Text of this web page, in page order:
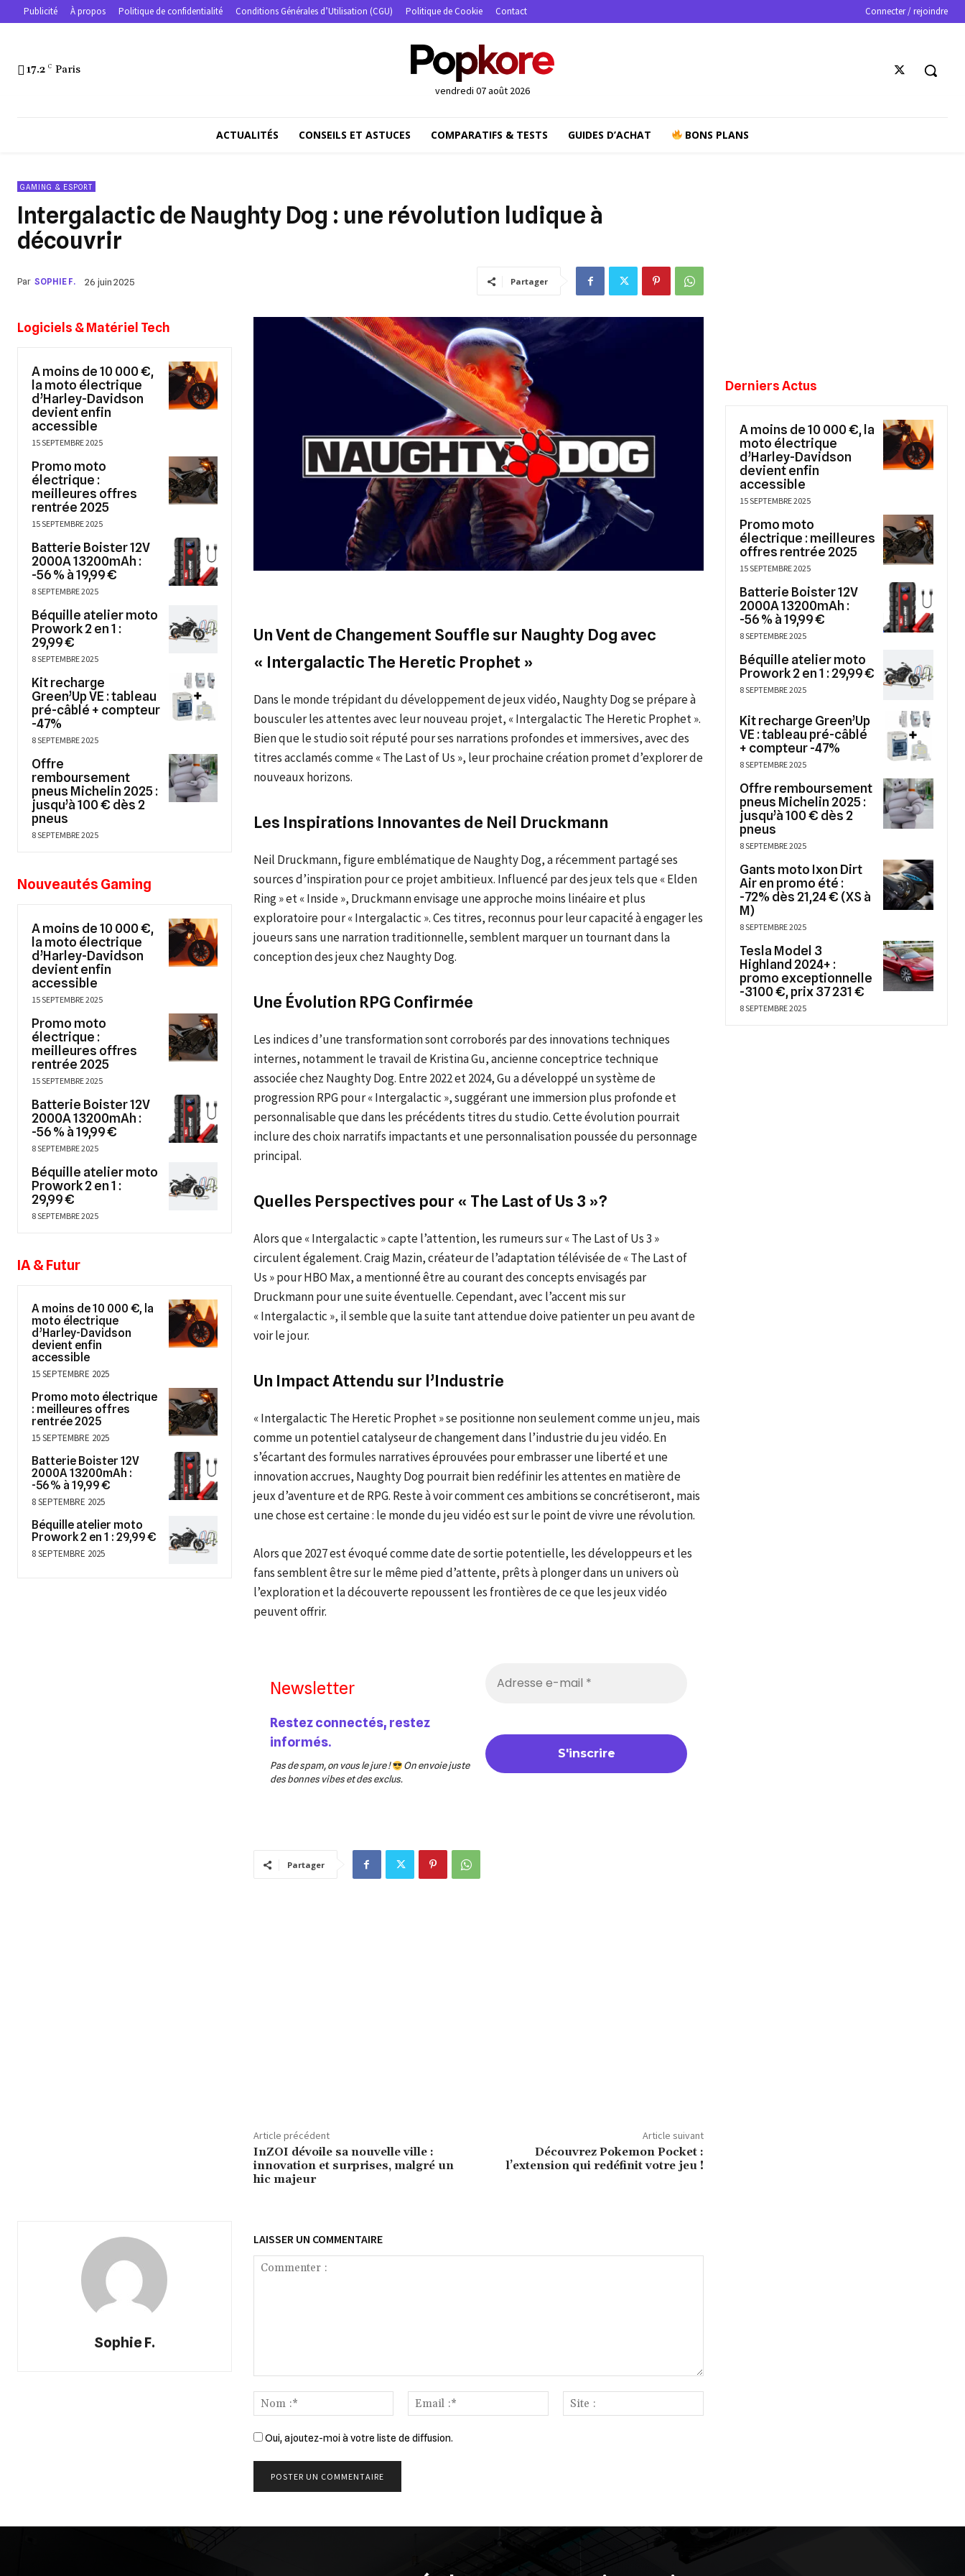
Publicité À propos Politique de confidentialité Conditions Générales d’Utilisation (CGU) Politique de Cookie Contact Connecter / rejoindre
17.2 C Paris
vendredi 07 août 2026
ACTUALITÉS CONSEILS ET ASTUCES COMPARATIFS & TESTS GUIDES D’ACHAT BONS PLANS
GAMING & ESPORT
Intergalactic de Naughty Dog : une révolution ludique à
découvrir
Par SOPHIE F. 26 juin 2025 Partager
Logiciels & Matériel Tech
A moins de 10 000 €,
la moto électrique
d’Harley-Davidson
devient enfin
accessible
15 SEPTEMBRE 2025
Promo moto
électrique :
meilleures offres
rentrée 2025
15 SEPTEMBRE 2025
Batterie Boister 12V
2000A 13200mAh :
-56 % à 19,99 €
8 SEPTEMBRE 2025
Béquille atelier moto
Prowork 2 en 1 :
29,99 €
8 SEPTEMBRE 2025
Kit recharge
Green’Up VE : tableau
pré-câblé + compteur
-47%
8 SEPTEMBRE 2025
Offre
remboursement
pneus Michelin 2025 :
jusqu’à 100 € dès 2
pneus
8 SEPTEMBRE 2025
Nouveautés Gaming
A moins de 10 000 €,
la moto électrique
d’Harley-Davidson
devient enfin
accessible
15 SEPTEMBRE 2025
Promo moto
électrique :
meilleures offres
rentrée 2025
15 SEPTEMBRE 2025
Batterie Boister 12V
2000A 13200mAh :
-56 % à 19,99 €
8 SEPTEMBRE 2025
Béquille atelier moto
Prowork 2 en 1 :
29,99 €
8 SEPTEMBRE 2025
IA & Futur
A moins de 10 000 €, la
moto électrique
d’Harley-Davidson
devient enfin
accessible
15 SEPTEMBRE 2025
Promo moto électrique
: meilleures offres
rentrée 2025
15 SEPTEMBRE 2025
Batterie Boister 12V
2000A 13200mAh :
-56 % à 19,99 €
8 SEPTEMBRE 2025
Béquille atelier moto
Prowork 2 en 1 : 29,99 €
8 SEPTEMBRE 2025
Un Vent de Changement Souffle sur Naughty Dog avec
« Intergalactic The Heretic Prophet »
Dans le monde trépidant du développement de jeux vidéo, Naughty Dog se prépare à
bousculer les attentes avec leur nouveau projet, « Intergalactic The Heretic Prophet ».
Bien que le studio soit réputé pour ses narrations profondes et immersives, avec des
titres acclamés comme « The Last of Us », leur prochaine création promet d’explorer de
nouveaux horizons.
Les Inspirations Innovantes de Neil Druckmann
Neil Druckmann, figure emblématique de Naughty Dog, a récemment partagé ses
sources d’inspiration pour ce projet ambitieux. Influencé par des jeux tels que « Elden
Ring » et « Inside », Druckmann envisage une approche moins linéaire et plus
exploratoire pour « Intergalactic ». Ces titres, reconnus pour leur capacité à engager les
joueurs sans une narration traditionnelle, semblent marquer un tournant dans la
conception des jeux chez Naughty Dog.
Une Évolution RPG Confirmée
Les indices d’une transformation sont corroborés par des innovations techniques
internes, notamment le travail de Kristina Gu, ancienne conceptrice technique
associée chez Naughty Dog. Entre 2022 et 2024, Gu a développé un système de
progression RPG pour « Intergalactic », suggérant une immersion plus profonde et
personnalisable que dans les précédents titres du studio. Cette évolution pourrait
inclure des choix narratifs impactants et une personnalisation poussée du personnage
principal.
Quelles Perspectives pour « The Last of Us 3 »?
Alors que « Intergalactic » capte l’attention, les rumeurs sur « The Last of Us 3 »
circulent également. Craig Mazin, créateur de l’adaptation télévisée de « The Last of
Us » pour HBO Max, a mentionné être au courant des concepts envisagés par
Druckmann pour une suite éventuelle. Cependant, avec l’accent mis sur
« Intergalactic », il semble que la suite tant attendue doive patienter un peu avant de
voir le jour.
Un Impact Attendu sur l’Industrie
« Intergalactic The Heretic Prophet » se positionne non seulement comme un jeu, mais
comme un potentiel catalyseur de changement dans l’industrie du jeu vidéo. En
s’écartant des formules narratives éprouvées pour embrasser une liberté et une
innovation accrues, Naughty Dog pourrait bien redéfinir les attentes en matière de
jeux d’aventure et de RPG. Reste à voir comment ces ambitions se concrétiseront, mais
une chose est certaine : le monde du jeu vidéo est sur le point de vivre une révolution.
Alors que 2027 est évoqué comme date de sortie potentielle, les développeurs et les
fans semblent être sur le même pied d’attente, prêts à plonger dans un univers où
l’exploration et la découverte repoussent les frontières de ce que les jeux vidéo
peuvent offrir.
Newsletter
Restez connectés, restez
informés.
Pas de spam, on vous le jure !
On envoie juste
des bonnes vibes et des exclus.
Partager
Article précédent
InZOI dévoile sa nouvelle ville :
innovation et surprises, malgré un
hic majeur
Article suivant
Découvrez Pokemon Pocket :
l’extension qui redéfinit votre jeu !
Sophie F.
LAISSER UN COMMENTAIRE
:*
Email
:*
:
Oui, ajoutez-moi à votre liste de diffusion.
Derniers Actus
A moins de 10 000 €, la
moto électrique
d’Harley-Davidson
devient enfin
accessible
15 SEPTEMBRE 2025
Promo moto
électrique : meilleures
offres rentrée 2025
15 SEPTEMBRE 2025
Batterie Boister 12V
2000A 13200mAh :
-56 % à 19,99 €
8 SEPTEMBRE 2025
Béquille atelier moto
Prowork 2 en 1 : 29,99 €
8 SEPTEMBRE 2025
Kit recharge Green’Up
VE : tableau pré-câblé
+ compteur -47%
8 SEPTEMBRE 2025
Offre remboursement
pneus Michelin 2025 :
jusqu’à 100 € dès 2
pneus
8 SEPTEMBRE 2025
Gants moto Ixon Dirt
Air en promo été :
-72% dès 21,24 € (XS à
M)
8 SEPTEMBRE 2025
Tesla Model 3
Highland 2024+ :
promo exceptionnelle
-3100 €, prix 37 231 €
8 SEPTEMBRE 2025